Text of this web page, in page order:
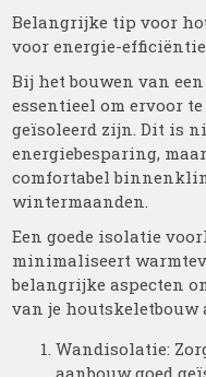
Belangrijke tip voor
voor energie-
Bij het bouwen van
essentieel om ervoor
geïsoleerd zijn. Dit is
energiebesparing,
comfortabel
wintermaanden.
Een goede isolatie
minimaliseert
belangrijke aspecten
van je houtskeletbouw
Wandisolatie:
aanbouw goed